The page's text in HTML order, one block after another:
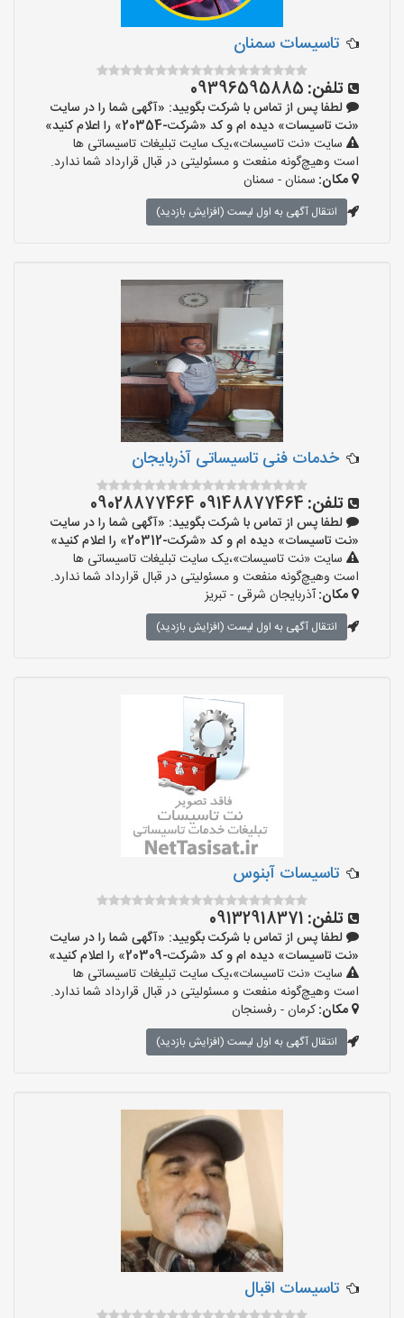
تاسیسات سمنان
تلفن: 09396595885
لطفا پس از تماس با شرکت بگویید: «آگهی شما را در سایت
«نت تاسیسات» دیده ام و کد «شرکت-20354» را اعلام کنید»
سایت «نت تاسیسات»،یک سایت تبلیغات تاسیساتی ها
است وهیچ‌گونه منفعت و مسئولیتی در قبال قرارداد شما ندارد.
مکان: سمنان - سمنان
انتقال آگهی به اول لیست (افزایش بازدید)
خدمات فنی تاسیساتی آذربایجان
تلفن: 09148877464 09028877464
لطفا پس از تماس با شرکت بگویید: «آگهی شما را در سایت
«نت تاسیسات» دیده ام و کد «شرکت-20312» را اعلام کنید»
سایت «نت تاسیسات»،یک سایت تبلیغات تاسیساتی ها
است وهیچ‌گونه منفعت و مسئولیتی در قبال قرارداد شما ندارد.
مکان:آذربایجان شرقی - تبریز
انتقال آگهی به اول لیست (افزایش بازدید)
تاسيسات آبنوس
تلفن: 09132918371
لطفا پس از تماس با شرکت بگویید: «آگهی شما را در سایت
«نت تاسیسات» دیده ام و کد «شرکت-20309» را اعلام کنید»
سایت «نت تاسیسات»،یک سایت تبلیغات تاسیساتی ها
است وهیچ‌گونه منفعت و مسئولیتی در قبال قرارداد شما ندارد.
مکان:کرمان - رفسنجان
انتقال آگهی به اول لیست (افزایش بازدید)
تاسیسات اقبال